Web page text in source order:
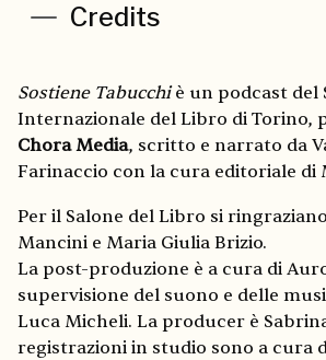
Credits
Sostiene Tabucchiè un podcast del
Internazionale del Libro di Torino,
Chora Media, scritto e narrato da
Farinaccio con la cura editoriale di
Per il Salone del Libro si
Mancini e Maria Giulia Brizio.
La post-produzione è a cura di
supervisione del suono e delle
Luca Micheli. La producer è
registrazioni in studio sono a cura